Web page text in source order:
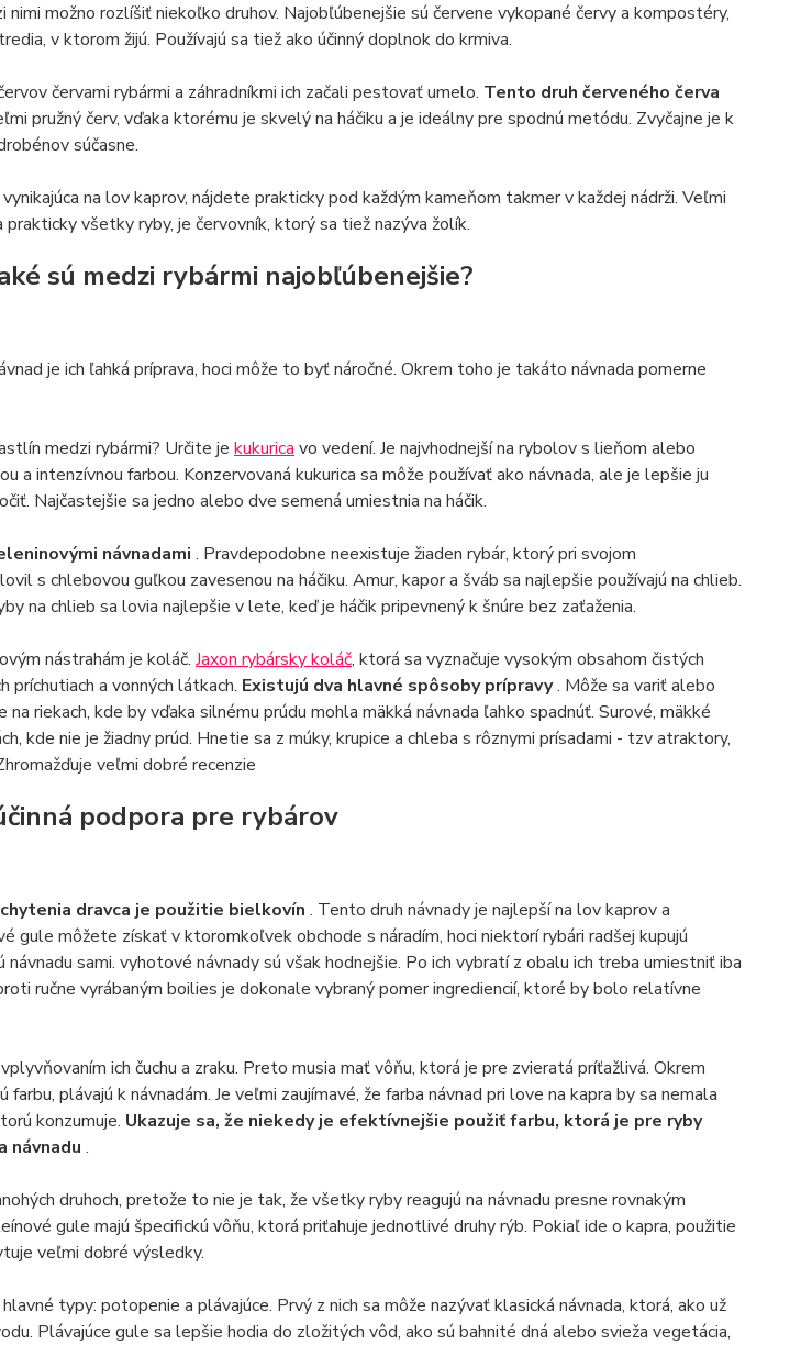
nimi možno rozlíšiť niekoľko druhov. Najobľúbenejšie sú červene vykopané červy a kompostéry,
v ktorom žijú. Používajú sa tiež ako účinný doplnok do krmiva.
červami rybármi a záhradníkmi ich začali pestovať umelo. Tento druh červeného červa
pružný červ, vďaka ktorému je skvelý na háčiku a je ideálny pre spodnú metódu. Zvyčajne je k
súčasne.
na lov kaprov, nájdete prakticky pod každým kameňom takmer v každej nádrži. Veľmi
všetky ryby, je červovník, ktorý sa tiež nazýva žolík.
sú medzi rybármi najobľúbenejšie?
je ich ľahká príprava, hoci môže to byť náročné. Okrem toho je takáto návnada pomerne
medzi rybármi? Určite je kukurica vo vedení. Je najvhodnejší na rybolov s lieňom alebo
a intenzívnou farbou. Konzervovaná kukurica sa môže používať ako návnada, ale je lepšie ju
Najčastejšie sa jedno alebo dve semená umiestnia na háčik.
návnadami . Pravdepodobne neexistuje žiaden rybár, ktorý pri svojom
s chlebovou guľkou zavesenou na háčiku. Amur, kapor a šváb sa najlepšie používajú na chlieb.
na chlieb sa lovia najlepšie v lete, keď je háčik pripevnený k šnúre bez zaťaženia.
nástrahám je koláč. Jaxon rybársky koláč, ktorá sa vyznačuje vysokým obsahom čistých
príchutiach a vonných látkach. Existujú dva hlavné spôsoby prípravy. Môže sa variť alebo
na riekach, kde by vďaka silnému prúdu mohla mäkká návnada ľahko spadnúť. Surové, mäkké
kde nie je žiadny prúd. Hnetie sa z múky, krupice a chleba s rôznymi prísadami - tzv atraktory,
veľmi dobré recenzie
podpora pre rybárov
dravca je použitie bielkovín . Tento druh návnady je najlepší na lov kaprov a
gule môžete získať v ktoromkoľvek obchode s náradím, hoci niektorí rybári radšej kupujú
sami. vyhotové návnady sú však hodnejšie. Po ich vybratí z obalu ich treba umiestniť iba
ručne vyrábaným boilies je dokonale vybraný pomer ingrediencií, ktoré by bolo relatívne
ich čuchu a zraku. Preto musia mať vôňu, ktorá je pre zvieratá príťažlivá. Okrem
plávajú k návnadám. Je veľmi zaujímavé, že farba návnad pri love na kapra by sa nemala
konzumuje. Ukazuje sa, že niekedy je efektívnejšie použiť farbu, ktorá je pre ryby
návnadu .
druhoch, pretože to nie je tak, že všetky ryby reagujú na návnadu presne rovnakým
gule majú špecifickú vôňu, ktorá priťahuje jednotlivé druhy rýb. Pokiaľ ide o kapra, použitie
veľmi dobré výsledky.
typy: potopenie a plávajúce. Prvý z nich sa môže nazývať klasická návnada, ktorá, ako už
Plávajúce gule sa lepšie hodia do zložitých vôd, ako sú bahnité dná alebo svieža vegetácia,